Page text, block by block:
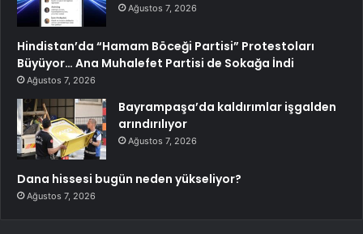
Ağustos 7, 2026
Hindistan’da “Hamam Böceği Partisi” Protestoları
Büyüyor… Ana Muhalefet Partisi de Sokağa İndi
Ağustos 7, 2026
Bayrampaşa’da kaldırımlar işgalden
arındırılıyor
Ağustos 7, 2026
Dana hissesi bugün neden yükseliyor?
Ağustos 7, 2026